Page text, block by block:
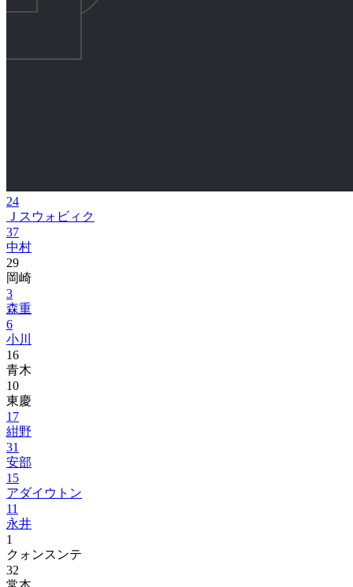
24
Ｊスウォビィク
37
中村
29
岡崎
3
森重
6
小川
16
青木
10
東慶
17
紺野
31
安部
15
アダイウトン
11
永井
1
クォンスンテ
32